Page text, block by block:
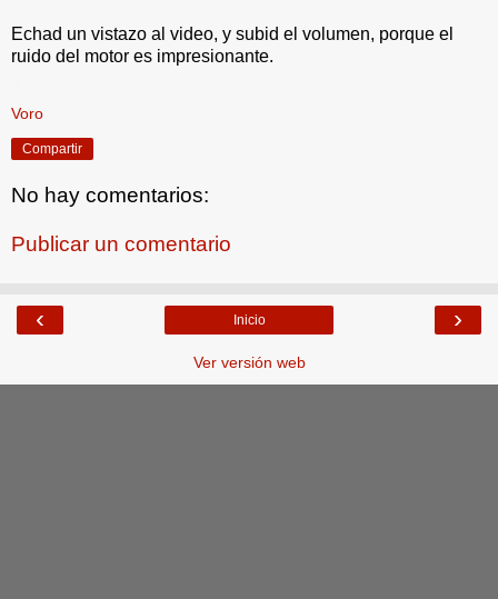
Echad un vistazo al video, y subid el volumen, porque el
ruido del motor es impresionante.
Voro
Compartir
No hay comentarios:
Publicar un comentario
‹ ›
Inicio
Ver versión web